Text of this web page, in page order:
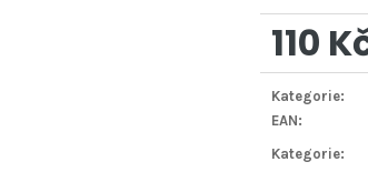
110
Měrná
cena:
Kategorie:
EAN:
Kategorie: